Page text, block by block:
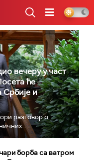
вечеру у част
ће
Србије и
разговор о
борба са ватром